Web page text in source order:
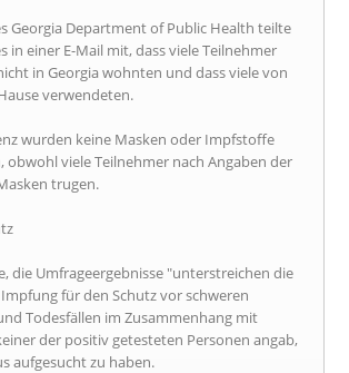
Georgia Department of Public Health teilte
in einer E-Mail mit, dass viele Teilnehmer
in Georgia wohnten und dass viele von
verwendeten.
wurden keine Masken oder Impfstoffe
obwohl viele Teilnehmer nach Angaben der
trugen.
die Umfrageergebnisse "unterstreichen die
für den Schutz vor schweren
Todesfällen im Zusammenhang mit
der positiv getesteten Personen angab,
aufgesucht zu haben.